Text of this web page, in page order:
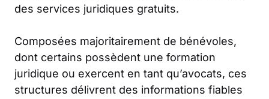
des services juridiques gratuits.
Composées majoritairement de bénévoles,
dont certains possèdent une formation
juridique ou exercent en tant qu’avocats, ces
structures délivrent des informations fiables